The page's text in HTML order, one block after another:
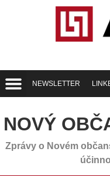
NEWSLETTER
NOVÝ
Zprávy o Novém